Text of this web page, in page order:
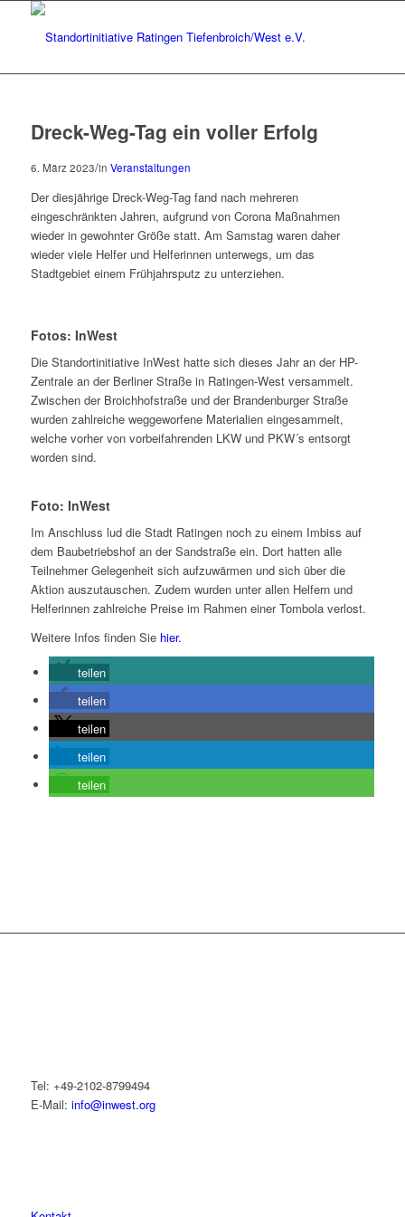
Dreck-Weg-Tag ein voller Erfolg
6. März 2023/in Veranstaltungen
Der diesjährige Dreck-Weg-Tag fand nach mehreren
eingeschränkten Jahren, aufgrund von Corona Maßnahmen
wieder in gewohnter Größe statt. Am Samstag waren daher
wieder viele Helfer und Helferinnen unterwegs, um das
Stadtgebiet einem Frühjahrsputz zu unterziehen.
Fotos: InWest
Die Standortinitiative InWest hatte sich dieses Jahr an der HP-
Zentrale an der Berliner Straße in Ratingen-West versammelt.
Zwischen der Broichhofstraße und der Brandenburger Straße
wurden zahlreiche weggeworfene Materialien eingesammelt,
welche vorher von vorbeifahrenden LKW und PKW´s entsorgt
worden sind.
Foto: InWest
Im Anschluss lud die Stadt Ratingen noch zu einem Imbiss auf
dem Baubetriebshof an der Sandstraße ein. Dort hatten alle
Teilnehmer Gelegenheit sich aufzuwärmen und sich über die
Aktion auszutauschen. Zudem wurden unter allen Helfern und
Helferinnen zahlreiche Preise im Rahmen einer Tombola verlost.
Weitere Infos finden Sie hier.
teilen
teilen
teilen
teilen
teilen
Tel: +49-2102-8799494
E-Mail: info@inwest.org